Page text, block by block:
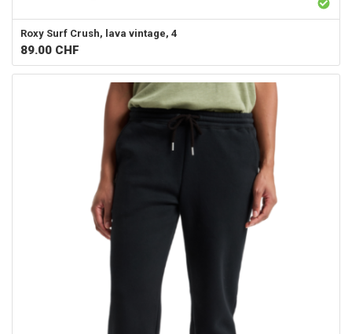
Roxy Surf Crush, lava vintage, 4
89.00 CHF